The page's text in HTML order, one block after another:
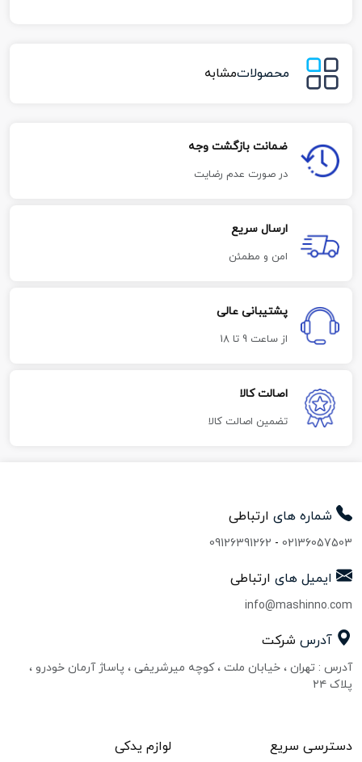
محصولاتمشابه
ضمانت بازگشت وجه
در صورت عدم رضایت
ارسال سریع
امن و مطمئن
پشتیبانی عالی
از ساعت 9 تا 18
اصالت کالا
تضمین اصالت کالا
شماره های ارتباطی
02136057503
-
09126391262
ایمیل های ارتباطی
info@mashinno.com
آدرس شرکت
آدرس : تهران ، خیابان ملت ، کوچه میرشریفی ، پاساژ آرمان خودرو ،
پلاک ۲۴
دسترسی سریع لوازم یدکی